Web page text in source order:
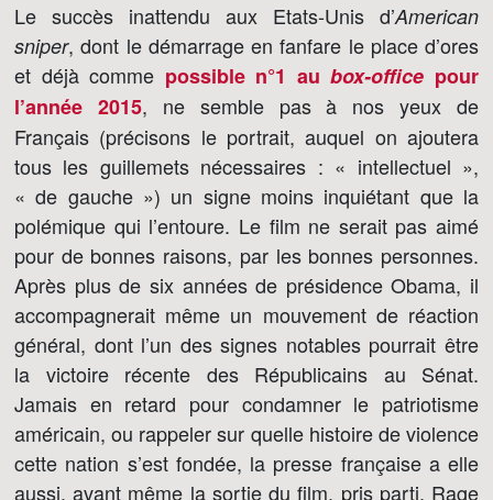
Le succès inattendu aux Etats-Unis d’American
sniper, dont le démarrage en fanfare le place d’ores
et déjà comme possible n°1 aubox-office pour
l’année 2015, ne semble pas à nos yeux de
Français (précisons le portrait, auquel on ajoutera
tous les guillemets nécessaires : « intellectuel »,
« de gauche ») un signe moins inquiétant que la
polémique qui l’entoure. Le film ne serait pas aimé
pour de bonnes raisons, par les bonnes personnes.
Après plus de six années de présidence Obama, il
accompagnerait même un mouvement de réaction
général, dont l’un des signes notables pourrait être
la victoire récente des Républicains au Sénat.
Jamais en retard pour condamner le patriotisme
américain, ou rappeler sur quelle histoire de violence
cette nation s’est fondée, la presse française a elle
aussi, avant même la sortie du film, pris parti. Rage